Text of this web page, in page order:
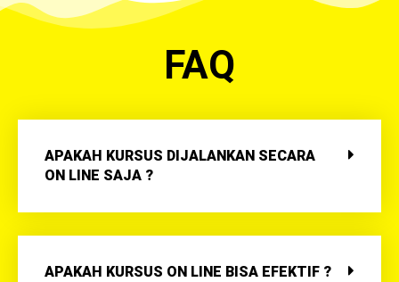
FAQ
APAKAH KURSUS DIJALANKAN SECARA
ON LINE SAJA ?
APAKAH KURSUS ON LINE BISA EFEKTIF ?